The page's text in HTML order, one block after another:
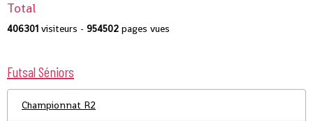
Total
406301 visiteurs - 954502 pages vues
Futsal Séniors
Championnat R2